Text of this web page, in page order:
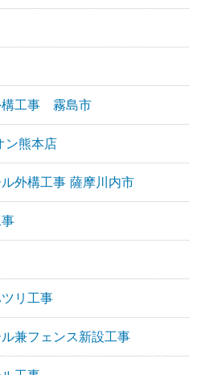
構工事 霧島市
ン熊本店
外構工事 薩摩川内市
リ工事
兼フェンス新設工事